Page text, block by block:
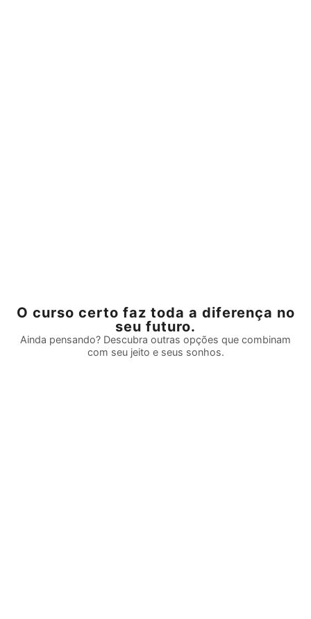
O curso certo faz toda a diferença no
seu futuro.
Ainda pensando? Descubra outras opções que combinam
com seu jeito e seus sonhos.